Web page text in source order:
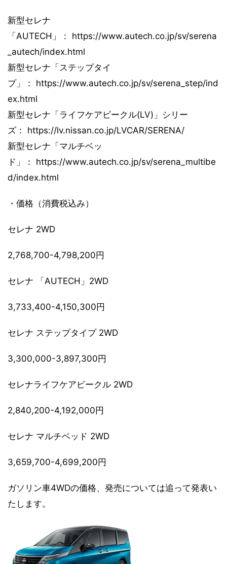
新型セレナ
「AUTECH」： https://www.autech.co.jp/sv/serena
_autech/index.html
新型セレナ「ステップタイ
プ」： https://www.autech.co.jp/sv/serena_step/ind
ex.html
新型セレナ「ライフケアビークル(LV)」シリー
ズ： https://lv.nissan.co.jp/LVCAR/SERENA/
新型セレナ「マルチベッ
ド」： https://www.autech.co.jp/sv/serena_multibe
d/index.html
・価格（消費税込み）
セレナ 2WD
2,768,700-4,798,200円
セレナ 「AUTECH」2WD
3,733,400-4,150,300円
セレナ ステップタイプ 2WD
3,300,000-3,897,300円
セレナライフケアビークル 2WD
2,840,200-4,192,000円
セレナ マルチベッド 2WD
3,659,700-4,699,200円
ガソリン車4WDの価格、発売については追って発表い
たします。